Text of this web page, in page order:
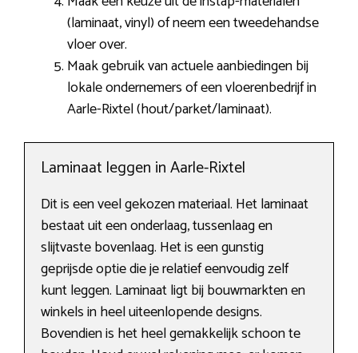
(laminaat, vinyl) of neem een tweedehandse
vloer over.
Maak gebruik van actuele aanbiedingen bij
lokale ondernemers of een vloerenbedrijf in
Aarle-Rixtel (hout/parket/laminaat).
Laminaat leggen in Aarle-Rixtel
Dit is een veel gekozen materiaal. Het laminaat
bestaat uit een onderlaag, tussenlaag en
slijtvaste bovenlaag. Het is een gunstig
geprijsde optie die je relatief eenvoudig zelf
kunt leggen. Laminaat ligt bij bouwmarkten en
winkels in heel uiteenlopende designs.
Bovendien is het heel gemakkelijk schoon te